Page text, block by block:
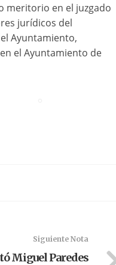
meritorio en el juzgado
jurídicos del
Ayuntamiento,
el Ayuntamiento de
Siguiente Nota
Miguel Paredes